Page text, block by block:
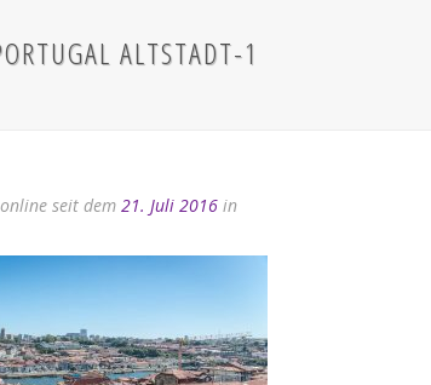
ALTSTADT-1
online seit dem 21. Juli 2016 in